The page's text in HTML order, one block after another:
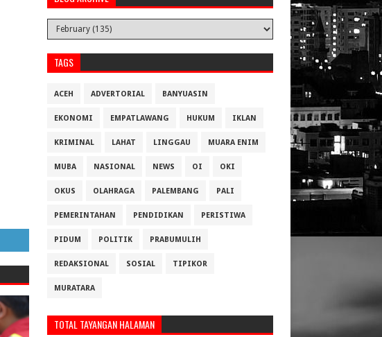
TAGS
ACEH ADVERTORIAL BANYUASIN
EKONOMI EMPATLAWANG HUKUM IKLAN
KRIMINAL LAHAT LINGGAU MUARA ENIM
MUBA NASIONAL NEWS OI OKI
OKUS OLAHRAGA PALEMBANG PALI
PEMERINTAHAN PENDIDIKAN PERISTIWA
PIDUM POLITIK PRABUMULIH
REDAKSIONAL SOSIAL TIPIKOR
MURATARA
TOTAL TAYANGAN HALAMAN